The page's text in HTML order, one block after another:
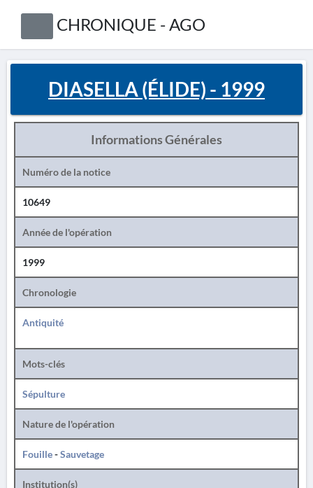
CHRONIQUE - AGO
DIASELLA (ÉLIDE) - 1999
Informations Générales
Numéro de la notice
10649
Année de l'opération
1999
Chronologie
Antiquité
Mots-clés
Sépulture
Nature de l'opération
Fouille-Sauvetage
Institution(s)